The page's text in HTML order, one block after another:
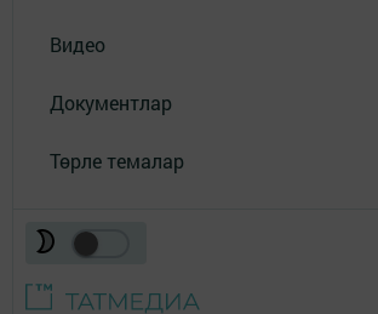
Видео
Документлар
Төрле темалар